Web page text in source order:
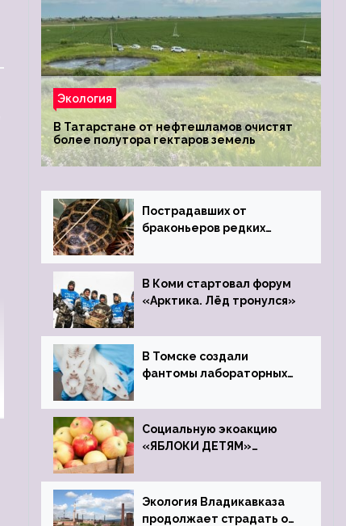
Экология
В Татарстане от нефтешламов очистят
более полутора гектаров земель
Пострадавших от
браконьеров редких
Ростовский зоопарк
В Коми стартовал форум
«Арктика. Лёд тронулся»
В Томске создали
фантомы лабораторных
Социальную экоакцию
«ЯБЛОКИ ДЕТЯМ»
Экология Владикавказа
продолжает страдать от